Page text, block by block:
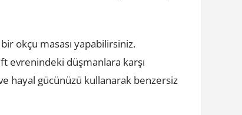
okçu masası yapabilirsiniz.
evrenindeki düşmanlara karşı
hayal gücünüzü kullanarak benzersiz